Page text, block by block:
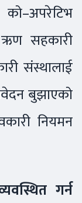
सहकारी
संस्थालाई
बुझाएको
नियमन
गर्न